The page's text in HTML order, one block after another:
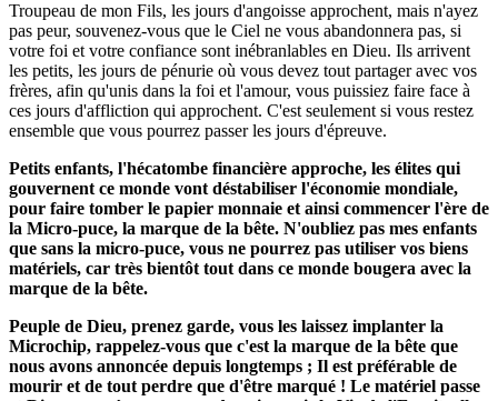
Troupeau de mon Fils, les jours d'angoisse approchent, mais n'ayez
pas peur, souvenez-vous que le Ciel ne vous abandonnera pas, si
votre foi et votre confiance sont inébranlables en Dieu. Ils arrivent
les petits, les jours de pénurie où vous devez tout partager avec vos
frères, afin qu'unis dans la foi et l'amour, vous puissiez faire face à
ces jours d'affliction qui approchent. C'est seulement si vous restez
ensemble que vous pourrez passer les jours d'épreuve.
Petits enfants, l'hécatombe financière approche, les élites qui
gouvernent ce monde vont déstabiliser l'économie mondiale,
pour faire tomber le papier monnaie et ainsi commencer l'ère de
la Micro-puce, la marque de la bête. N'oubliez pas mes enfants
que sans la micro-puce, vous ne pourrez pas utiliser vos biens
matériels, car très bientôt tout dans ce monde bougera avec la
marque de la bête.
Peuple de Dieu, prenez garde, vous les laissez implanter la
Microchip, rappelez-vous que c'est la marque de la bête que
nous avons annoncée depuis longtemps ; Il est préférable de
mourir et de tout perdre que d'être marqué ! Le matériel passe